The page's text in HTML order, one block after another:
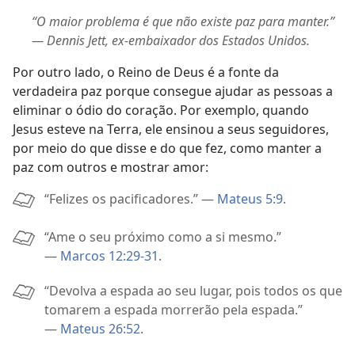
“O maior problema é que não existe paz para manter.”
— Dennis Jett, ex-embaixador dos Estados Unidos.
Por outro lado, o Reino de Deus é a fonte da
verdadeira paz porque consegue ajudar as pessoas a
eliminar o ódio do coração. Por exemplo, quando
Jesus esteve na Terra, ele ensinou a seus seguidores,
por meio do que disse e do que fez, como manter a
paz com outros e mostrar amor:
“Felizes os pacificadores.” — Mateus 5:9.
“Ame o seu próximo como a si mesmo.”
— Marcos 12:29-31.
“Devolva a espada ao seu lugar, pois todos os que
tomarem a espada morrerão pela espada.”
— Mateus 26:52.